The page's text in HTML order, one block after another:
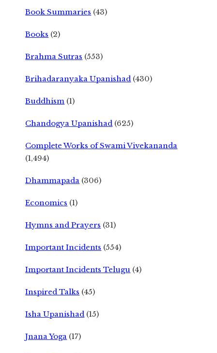
Book Summaries (43)
Books (2)
Brahma Sutras (553)
Brihadaranyaka Upanishad (430)
Buddhism (1)
Chandogya Upanishad (625)
Complete Works of Swami Vivekananda
(1,494)
Dhammapada (306)
Economics (1)
Hymns and Prayers (31)
Important Incidents (554)
Important Incidents Telugu (4)
Inspired Talks (45)
Isha Upanishad (15)
Jnana Yoga (17)